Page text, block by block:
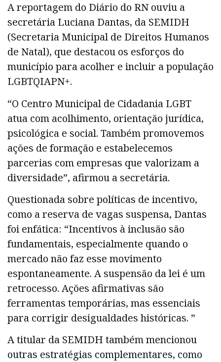
A reportagem do Diário do RN ouviu a
secretária Luciana Dantas, da SEMIDH
(Secretaria Municipal de Direitos Humanos
de Natal), que destacou os esforços do
município para acolher e incluir a população
LGBTQIAPN+.
“O Centro Municipal de Cidadania LGBT
atua com acolhimento, orientação jurídica,
psicológica e social. Também promovemos
ações de formação e estabelecemos
parcerias com empresas que valorizam a
diversidade”, afirmou a secretária.
Questionada sobre políticas de incentivo,
como a reserva de vagas suspensa, Dantas
foi enfática: “Incentivos à inclusão são
fundamentais, especialmente quando o
mercado não faz esse movimento
espontaneamente. A suspensão da lei é um
retrocesso. Ações afirmativas são
ferramentas temporárias, mas essenciais
para corrigir desigualdades históricas. ”
A titular da SEMIDH também mencionou
outras estratégias complementares, como